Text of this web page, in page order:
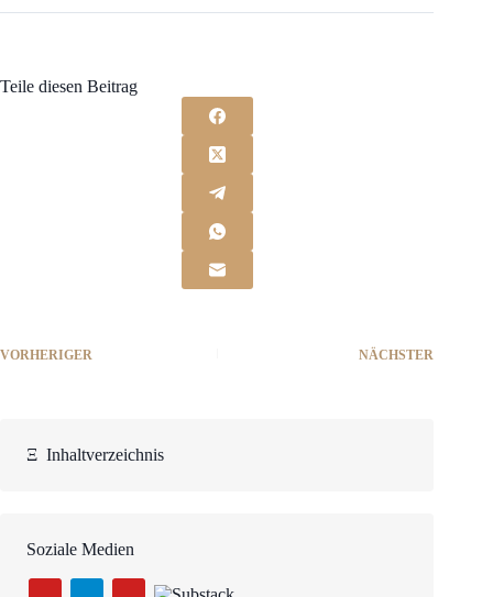
Teile diesen Beitrag
VORHERIGER NÄCHSTER
Ξ Inhaltverzeichnis
Soziale Medien